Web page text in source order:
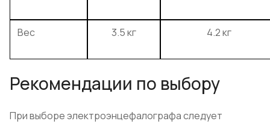
Вес 3.5 кг 4.2 кг
Рекомендации по выбору
При выборе электроэнцефалографа следует